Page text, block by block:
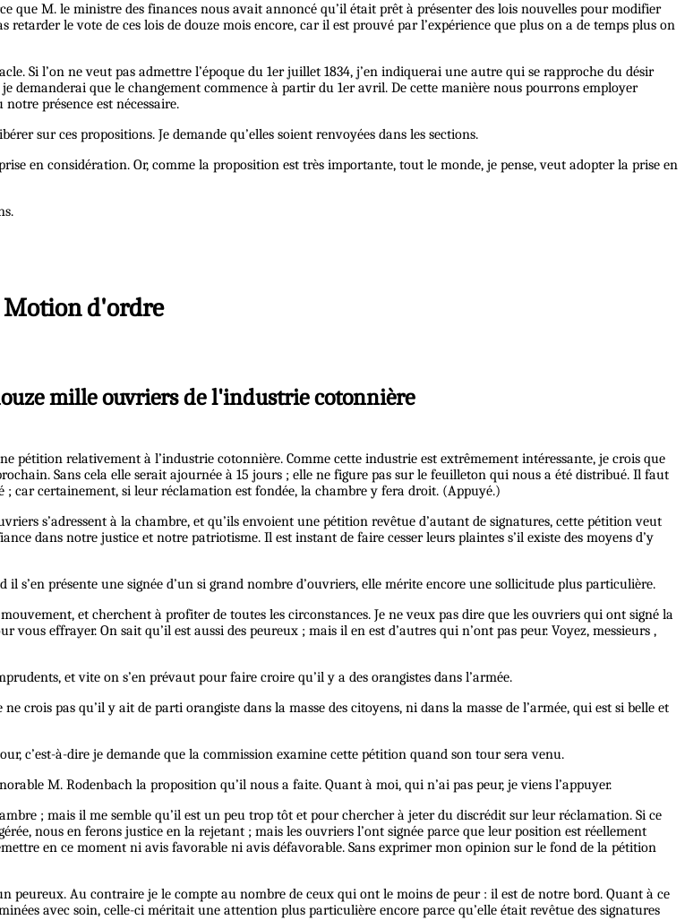
que M. le ministre des finances nous avait annoncé qu’il était prêt à présenter des lois nouvelles pour modifier
le vote de ces lois de douze mois encore, car il est prouvé par l’expérience que plus on a de temps plus on
Si l’on ne veut pas admettre l’époque du 1er juillet 1834, j’en indiquerai une autre qui se rapproche du désir
demanderai que le changement commence à partir du 1er avril. De cette manière nous pourrons employer
présence est nécessaire.
sur ces propositions. Je demande qu’elles soient renvoyées dans les sections.
en considération. Or, comme la proposition est très importante, tout le monde, je pense, veut adopter la prise en
Motion d'ordre
mille ouvriers de l'industrie cotonnière
pétition relativement à l’industrie cotonnière. Comme cette industrie est extrêmement intéressante, je crois que
Sans cela elle serait ajournée à 15 jours ; elle ne figure pas sur le feuilleton qui nous a été distribué. Il faut
car certainement, si leur réclamation est fondée, la chambre y fera droit. (Appuyé.)
s’adressent à la chambre, et qu’ils envoient une pétition revêtue d’autant de signatures, cette pétition veut
dans notre justice et notre patriotisme. Il est instant de faire cesser leurs plaintes s’il existe des moyens d’y
s’en présente une signée d’un si grand nombre d’ouvriers, elle mérite encore une sollicitude plus particulière.
et cherchent à profiter de toutes les circonstances. Je ne veux pas dire que les ouvriers qui ont signé la
effrayer. On sait qu’il est aussi des peureux ; mais il en est d’autres qui n’ont pas peur. Voyez, messieurs ,
et vite on s’en prévaut pour faire croire qu’il y a des orangistes dans l’armée.
crois pas qu’il y ait de parti orangiste dans la masse des citoyens, ni dans la masse de l’armée, qui est si belle et
c’est-à-dire je demande que la commission examine cette pétition quand son tour sera venu.
M. Rodenbach la proposition qu’il nous a faite. Quant à moi, qui n’ai pas peur, je viens l’appuyer.
; mais il me semble qu’il est un peu trop tôt et pour chercher à jeter du discrédit sur leur réclamation. Si ce
nous en ferons justice en la rejetant ; mais les ouvriers l’ont signée parce que leur position est réellement
en ce moment ni avis favorable ni avis défavorable. Sans exprimer mon opinion sur le fond de la pétition
peureux. Au contraire je le compte au nombre de ceux qui ont le moins de peur : il est de notre bord. Quant à ce
avec soin, celle-ci méritait une attention plus particulière encore parce qu’elle était revêtue des signatures